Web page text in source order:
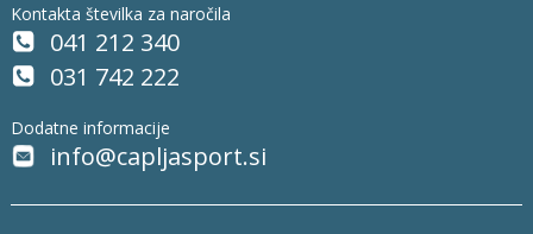
Kontakta številka za naročila
041 212 340
031 742 222
Dodatne informacije
info@capljasport.si